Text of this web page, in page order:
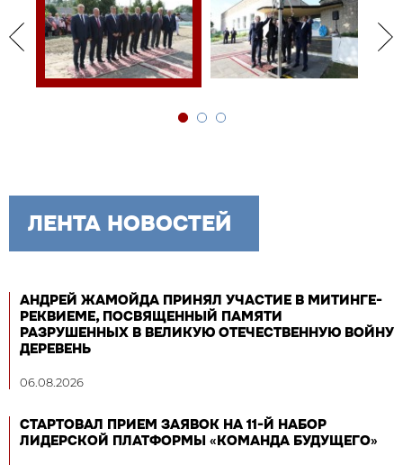
ЛЕНТА НОВОСТЕЙ
АНДРЕЙ ЖАМОЙДА ПРИНЯЛ УЧАСТИЕ В МИТИНГЕ-
РЕКВИЕМЕ, ПОСВЯЩЕННЫЙ ПАМЯТИ
РАЗРУШЕННЫХ В ВЕЛИКУЮ ОТЕЧЕСТВЕННУЮ ВОЙНУ
ДЕРЕВЕНЬ
06.08.2026
СТАРТОВАЛ ПРИЕМ ЗАЯВОК НА 11-Й НАБОР
ЛИДЕРСКОЙ ПЛАТФОРМЫ «КОМАНДА БУДУЩЕГО»